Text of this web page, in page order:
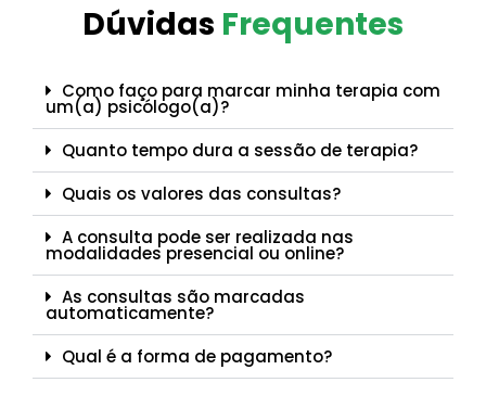
Dúvidas Frequentes
Como faço para marcar minha terapia com
um(a) psicólogo(a)?
Quanto tempo dura a sessão de terapia?
Quais os valores das consultas?
A consulta pode ser realizada nas
modalidades presencial ou online?
As consultas são marcadas
automaticamente?
Qual é a forma de pagamento?